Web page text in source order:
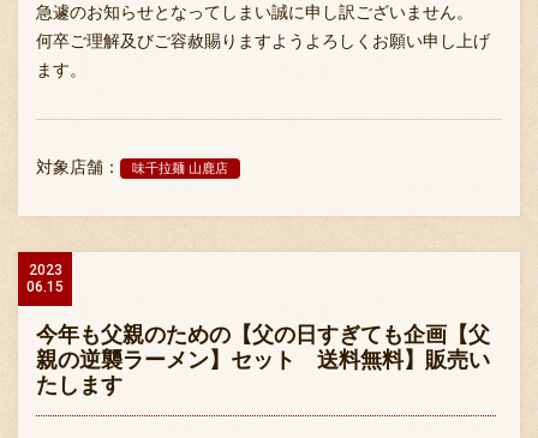
急遽のお知らせとなってしまい誠に申し訳ございません。
何卒ご理解及びご容赦賜りますようよろしくお願い申し上げ
ます。
対象店舗： 味千拉麺 山鹿店
2023
06.15
今年も父親のための【父の日すぎても企画【父
親の逆襲ラーメン】セット 送料無料】販売い
たします